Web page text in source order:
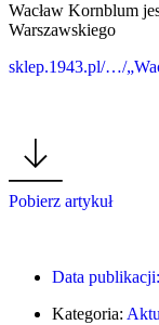
Wacław Kornblum
Warszawskiego
sklep.1943.pl/…/
Pobierz artykuł
Data publikacji:
Kategoria: